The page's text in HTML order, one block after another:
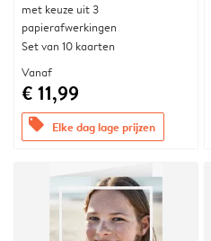
met keuze uit 3
papierafwerkingen
Set van 10 kaarten
Vanaf
€ 11,99
offers Elke dag lage prijzen